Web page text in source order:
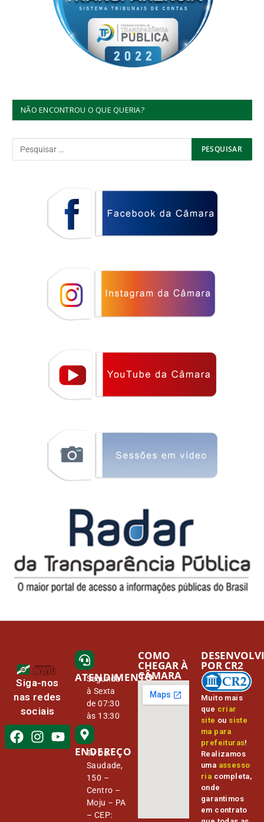
NÃO ENCONTROU O QUE QUERIA?
Siga-nos
nas redes
sociais
ATENDIMENTO
Segunda
à Sexta
de 07:30
às 13:30
ENDEREÇO
Tv Da
Saudade,
150 –
Centro –
Moju – PA
– CEP:
COMO
CHEGAR À
CÂMARA
Muito mais
que criar
site ou siste
ma para
prefeituras!
Realizamos
uma assesso
ria completa,
onde
garantimos
em contrato
POR CR2